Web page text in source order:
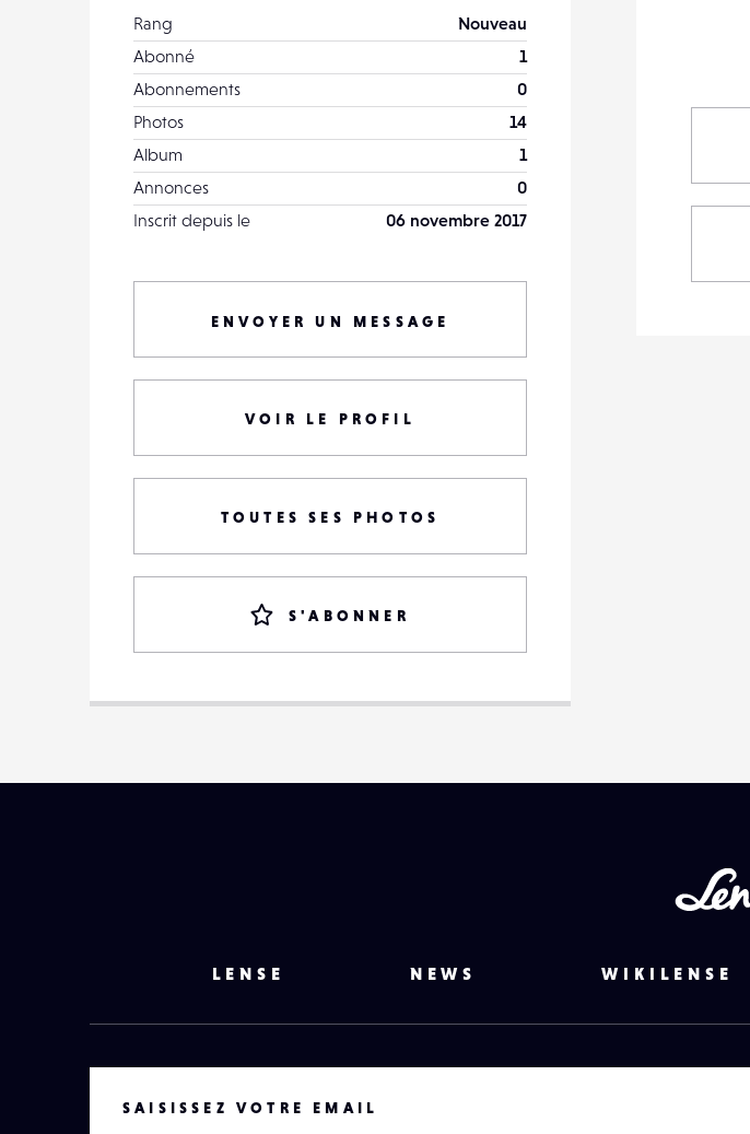
Rang
Nouveau
Abonné
1
Abonnements
0
Photos
14
Album
1
Annonces
0
Inscrit depuis le
06 novembre 2017
ENVOYER UN MESSAGE
VOIR LE PROFIL
TOUTES SES PHOTOS
S'ABONNER
LENSE NEWS WIKILENSE
SAISISSEZ VOTRE EMAIL